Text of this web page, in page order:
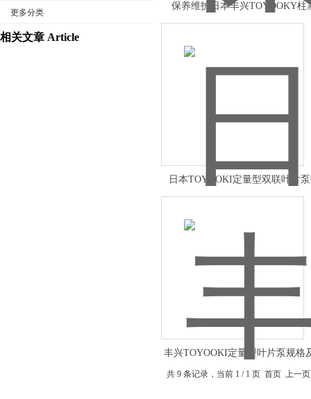
更多分类
相关文章 Article
保养维护日本丰兴TOYOOKY柱
日本TOYOOKI定量型双联叶片
丰兴TOYOOKI定量型叶片泵规格
共 9 条记录，当前 1 / 1 页 首页 上